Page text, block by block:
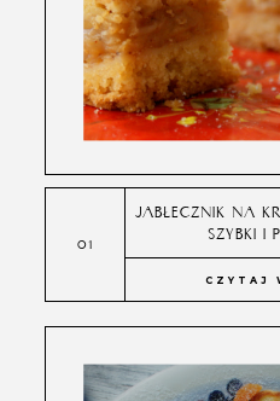
JABŁECZNIK NA
SZYBKI I
CZYTAJ